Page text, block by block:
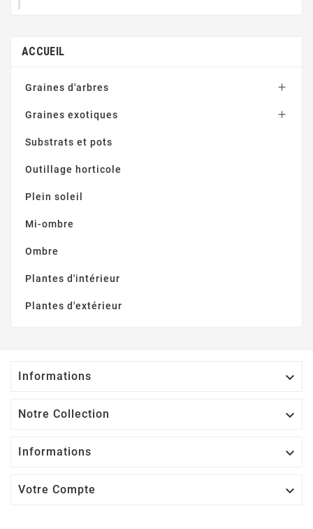
ACCUEIL
Graines d'arbres 
Graines exotiques 
Substrats et pots
Outillage horticole
Plein soleil
Mi-ombre
Ombre
Plantes d'intérieur
Plantes d'extérieur
Informations 
Notre Collection 
Informations 
Votre Compte 